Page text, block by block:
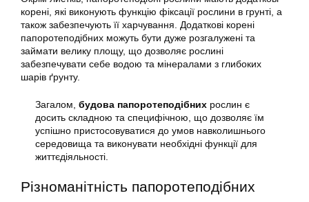
корені, які виконують функцію фіксації рослини в грунті, а
також забезпечують її харчування. Додаткові корені
папоротеподібних можуть бути дуже розгалужені та
займати велику площу, що дозволяє рослині
забезпечувати себе водою та мінералами з глибоких
шарів ґрунту.
Загалом, будова папоротеподібних рослин є
досить складною та специфічною, що дозволяє їм
успішно пристосовуватися до умов навколишнього
середовища та виконувати необхідні функції для
життєдіяльності.
Різноманітність папоротеподібних